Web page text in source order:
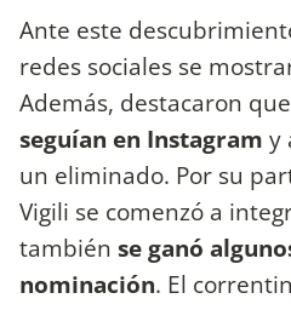
Ante este
redes sociales se
Además, destacaron que
seguían en Instagram y
un eliminado. Por su
Vigili se comenzó a
también se ganó
nominación. El